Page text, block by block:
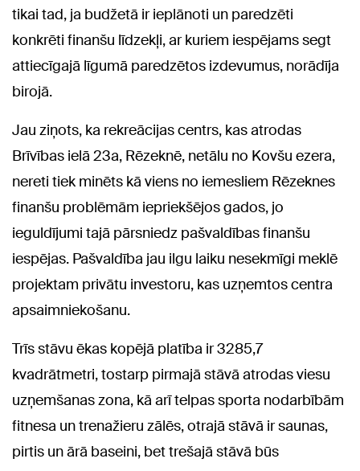
tikai tad, ja budžetā ir ieplānoti un paredzēti
konkrēti finanšu līdzekļi, ar kuriem iespējams segt
attiecīgajā līgumā paredzētos izdevumus, norādīja
birojā.
Jau ziņots, ka rekreācijas centrs, kas atrodas
Brīvības ielā 23a, Rēzeknē, netālu no Kovšu ezera,
nereti tiek minēts kā viens no iemesliem Rēzeknes
finanšu problēmām iepriekšējos gados, jo
ieguldījumi tajā pārsniedz pašvaldības finanšu
iespējas. Pašvaldība jau ilgu laiku nesekmīgi meklē
projektam privātu investoru, kas uzņemtos centra
apsaimniekošanu.
Trīs stāvu ēkas kopējā platība ir 3285,7
kvadrātmetri, tostarp pirmajā stāvā atrodas viesu
uzņemšanas zona, kā arī telpas sporta nodarbībām
fitnesa un trenažieru zālēs, otrajā stāvā ir saunas,
pirtis un ārā baseini, bet trešajā stāvā būs